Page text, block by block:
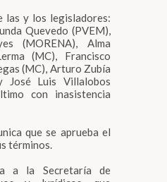
las y los legisladores:
Quevedo (PVEM),
(MORENA), Alma
(MC), Francisco
(MC), Arturo Zubía
José Luis Villalobos
con inasistencia
que se aprueba el
términos.
a la Secretaría de